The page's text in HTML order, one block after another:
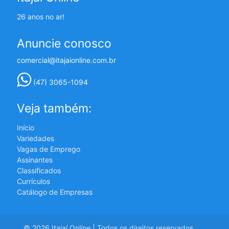
26 anos no ar!
Anuncie conosco
comercial@itajaionline.com.br
(47) 3065-1094
Veja também:
Início
Variedades
Vagas de Emprego
Assinantes
Classificados
Currículos
Catálogo de Empresas